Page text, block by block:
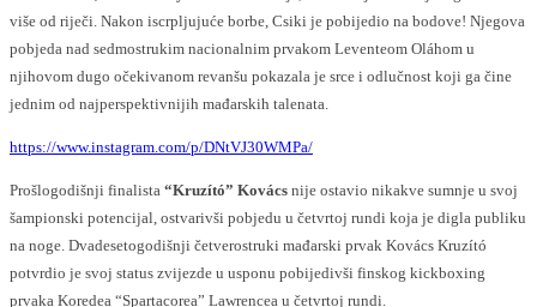
više od riječi. Nakon iscrpljujuće borbe, Csiki je pobijedio na bodove! Njegova
pobjeda nad sedmostrukim nacionalnim prvakom Leventeom Oláhom u
njihovom dugo očekivanom revanšu pokazala je srce i odlučnost koji ga čine
jednim od najperspektivnijih mađarskih talenata.
https://www.instagram.com/p/DNtVJ30WMPa/
Prošlogodišnji finalista “Kruzító” Kovács nije ostavio nikakve sumnje u svoj
šampionski potencijal, ostvarivši pobjedu u četvrtoj rundi koja je digla publiku
na noge. Dvadesetogodišnji četverostruki mađarski prvak Kovács Kruzító
potvrdio je svoj status zvijezde u usponu pobijedivši finskog kickboxing
prvaka Koredea “Spartacorea” Lawrencea u četvrtoj rundi.